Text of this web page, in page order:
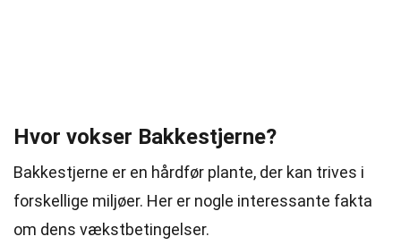
Hvor vokser Bakkestjerne?
Bakkestjerne er en hårdfør plante, der kan trives i
forskellige miljøer. Her er nogle interessante fakta
om dens vækstbetingelser.